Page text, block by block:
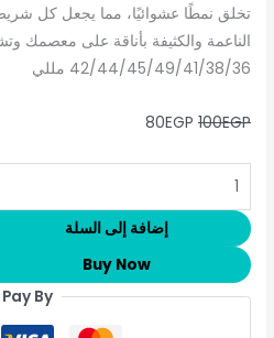
تخلق نمطًا عشوائيًا، مما يجعل كل شريط
الناعمة والكثيفة بأناقة على معصمك
42/44/45/49/41/38/36 مللي
100EGP
80EGP
إضافة إلى السلة
Buy Now
Pay By